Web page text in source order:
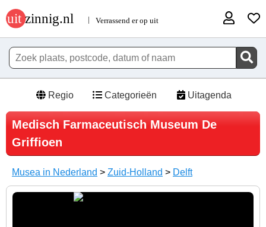
Regio Categorieën Uitagenda
Medisch Farmaceutisch Museum De
Griffioen
Musea in Nederland > Zuid-Holland > Delft